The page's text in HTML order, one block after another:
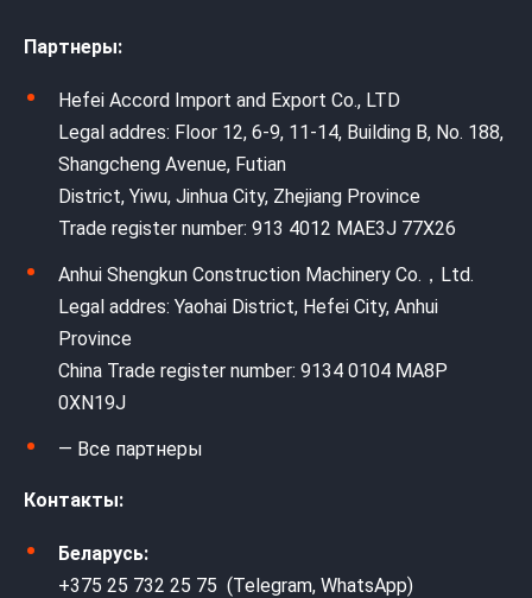
Партнеры:
Hefei Accord Import and Export Co., LTD
Legal addres: Floor 12, 6-9, 11-14, Building B, No. 188,
Shangcheng Avenue, Futian
District, Yiwu, Jinhua City, Zhejiang Province
Trade register number: 913 4012 MAE3J 77X26
Anhui Shengkun Construction Machinery Co.，Ltd.
Legal addres: Yaohai District, Hefei City, Anhui
Province
China Trade register number: 9134 0104 MA8P
0XN19J
— Все партнеры
Контакты:
Беларусь:
+375 25 732 25 75 (Telegram, WhatsApp)